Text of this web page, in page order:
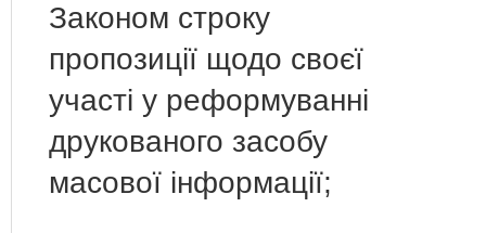
Законом строку
пропозиції щодо своєї
участі у реформуванні
друкованого засобу
масової інформації;